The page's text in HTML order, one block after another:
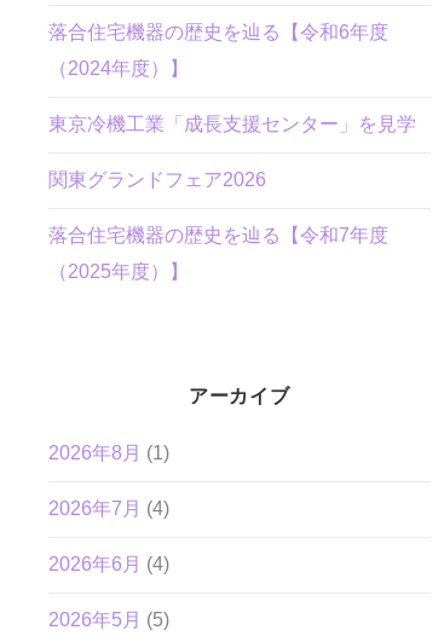
落合住宅機器の歴史を辿る【令和6年度
（2024年度）】
東京冷機工業「成長支援センター」を見学
関東グランドフェア2026
落合住宅機器の歴史を辿る【令和7年度
（2025年度）】
アーカイブ
2026年8月 (1)
2026年7月 (4)
2026年6月 (4)
2026年5月 (5)